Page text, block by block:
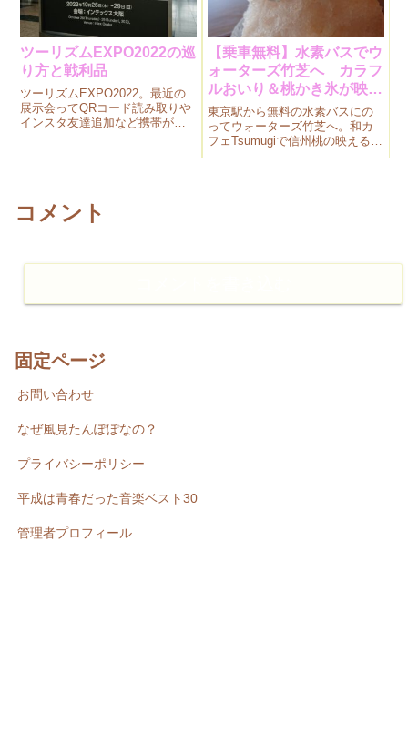
ツーリズムEXPO2022の巡
り方と戦利品
ツーリズムEXPO2022。最近の
展示会ってQRコード読み取りや
インスタ友達追加など携帯がな
【乗車無料】水素バスでウ
ォーターズ竹芝へ カラフ
ルおいり＆桃かき氷が映え
る♪
東京駅から無料の水素バスにの
ってウォーターズ竹芝へ。和カ
フェTsumugiで信州桃の映えるか
き氷をいただく平日休み。贅沢
コメント
固定ページ
お問い合わせ
なぜ風見たんぽぽなの？
プライバシーポリシー
平成は青春だった音楽ベスト30
管理者プロフィール